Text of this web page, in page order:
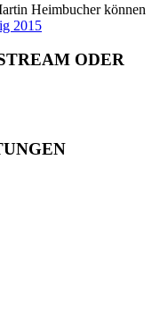
Heimbucher können
2015
ODER